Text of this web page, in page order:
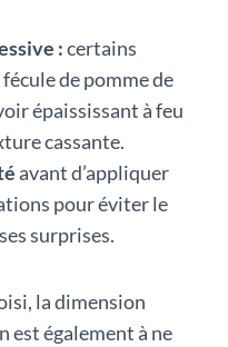
:certains
de pomme de
épaississant à feu
cassante.
avant d’appliquer
pour éviter le
surprises.
la dimension
est également à ne